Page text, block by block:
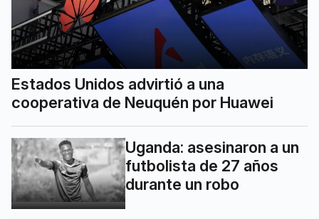
Estados Unidos advirtió a una
cooperativa de Neuquén por Huawei
Uganda: asesinaron a un
futbolista de 27 años
durante un robo